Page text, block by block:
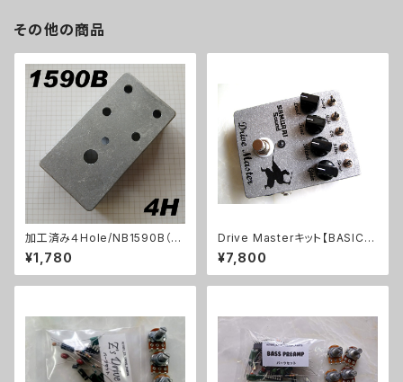
その他の商品
加工済み４Hole/NB1590B（11
2x61x32mm）アルミダイキャス
トケース
¥1,780
Drive Masterキット【BASIC K
IT】
¥7,800